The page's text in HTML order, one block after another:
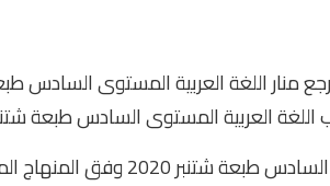
منار اللغة العربية المستوى السادس طبعة
العربية المستوى السادس طبعة
2020 وفق المنهاج المنقح